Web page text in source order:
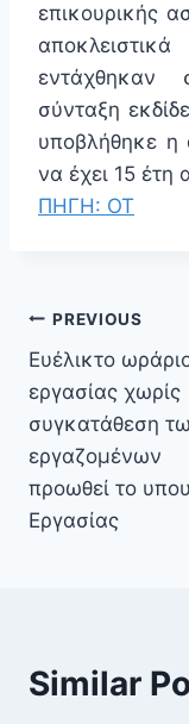
επικουρικής
σύνταξη
υποβλήθηκε η
να έχει 15 έτη
ΠΗΓΗ: ΟΤ
PREVIOUS
Ευέλικτο
εργασίας χωρίς
συγκατάθεση
εργαζομένων
προωθεί το
Εργασίας
Similar